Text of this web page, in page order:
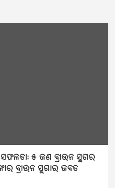
୫ ଜଣ ବ୍ରାଉନ ସୁଗର
ବ୍ରାଉନ ସୁଗାର ଜବତ